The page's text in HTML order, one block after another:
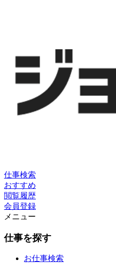
仕事検索
おすすめ
閲覧履歴
会員登録
メニュー
仕事を探す
お仕事検索